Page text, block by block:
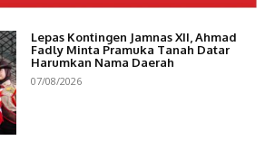
Lepas Kontingen Jamnas XII, Ahmad
Fadly Minta Pramuka Tanah Datar
Harumkan Nama Daerah
07/08/2026